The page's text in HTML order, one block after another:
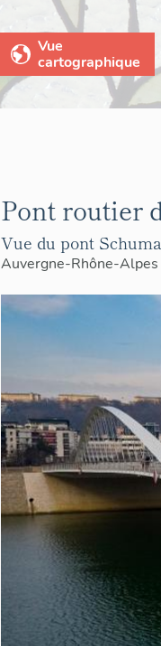
Vue
cartographique
Pont routier
Vue du pont
Auvergne-Rhône-Alpes